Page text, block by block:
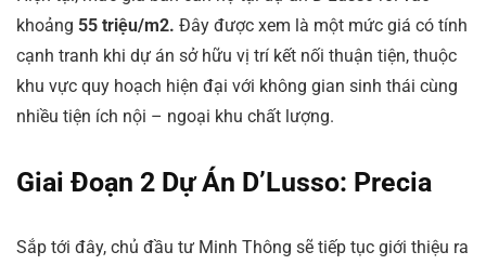
khoảng 55 triệu/m2. Đây được xem là một mức giá có tính
cạnh tranh khi dự án sở hữu vị trí kết nối thuận tiện, thuộc
khu vực quy hoạch hiện đại với không gian sinh thái cùng
nhiều tiện ích nội – ngoại khu chất lượng.
Giai Đoạn 2 Dự Án D’Lusso: Precia
Sắp tới đây, chủ đầu tư Minh Thông sẽ tiếp tục giới thiệu ra